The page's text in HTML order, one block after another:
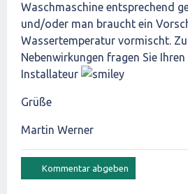
Waschmaschine entsprechend
und/oder man braucht ein
Wassertemperatur vormischt. Zu
Nebenwirkungen fragen Sie
Installateur
Grüße
Martin Werner